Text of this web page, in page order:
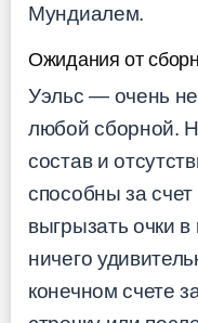
Мундиалем.
Ожидания от
Уэльс — очень
любой сборной.
состав и
способны за
выгрызать очки
ничего
конечном счете